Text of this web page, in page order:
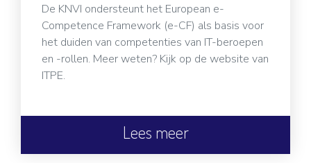
De KNVI ondersteunt het European e-
Competence Framework (e-CF) als basis voor
het duiden van competenties van IT-beroepen
en -rollen. Meer weten? Kijk op de website van
ITPE.
Lees meer